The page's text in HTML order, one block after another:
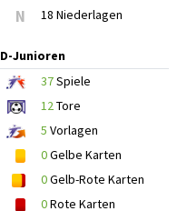
N 18 Niederlagen
D-Junioren
37Spiele
12Tore
5 Vorlagen
0Gelbe Karten
0Gelb-Rote Karten
0Rote Karten